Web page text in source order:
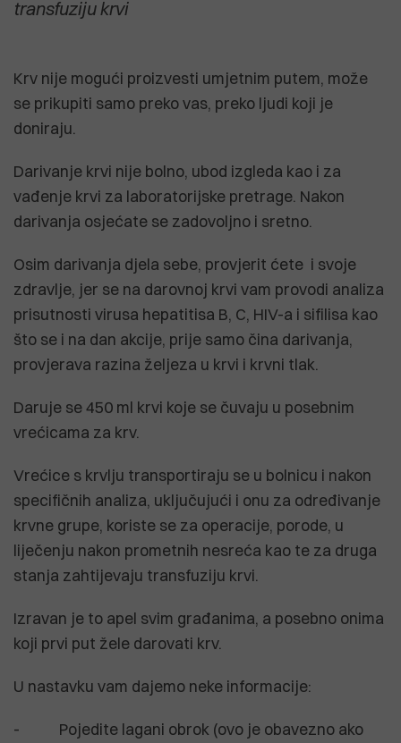
transfuziju krvi
Krv nije mogući proizvesti umjetnim putem, može
se prikupiti samo preko vas, preko ljudi koji je
doniraju.
Darivanje krvi nije bolno, ubod izgleda kao i za
vađenje krvi za laboratorijske pretrage. Nakon
darivanja osjećate se zadovoljno i sretno.
Osim darivanja djela sebe, provjerit ćete i svoje
zdravlje, jer se na darovnoj krvi vam provodi analiza
prisutnosti virusa hepatitisa B, C, HIV-a i sifilisa kao
što se i na dan akcije, prije samo čina darivanja,
provjerava razina željeza u krvi i krvni tlak.
Daruje se 450 ml krvi koje se čuvaju u posebnim
vrećicama za krv.
Vrećice s krvlju transportiraju se u bolnicu i nakon
specifičnih analiza, uključujući i onu za određivanje
krvne grupe, koriste se za operacije, porode, u
liječenju nakon prometnih nesreća kao te za druga
stanja zahtijevaju transfuziju krvi.
Izravan je to apel svim građanima, a posebno onima
koji prvi put žele darovati krv.
U nastavku vam dajemo neke informacije:
- Pojedite lagani obrok (ovo je obavezno ako